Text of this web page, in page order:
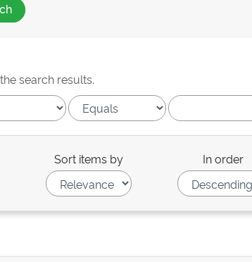
search results.
Sort items by In order